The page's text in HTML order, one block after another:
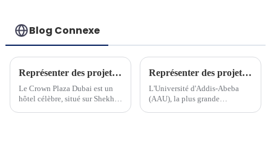
Blog Connexe
Représenter des projets à Dubaï
Le Crown Plaza Dubai est un
hôtel célèbre, situé sur Shekh
Représenter des projets en Ethiopie
L'Université d'Addis-Abeba
(AAU), la plus grande